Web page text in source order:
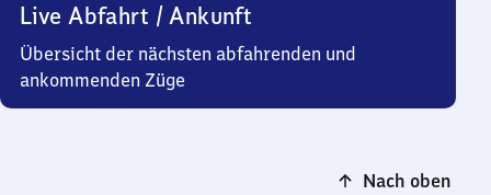
Live Abfahrt / Ankunft
Übersicht der nächsten abfahrenden und
ankommenden Züge
Nach oben